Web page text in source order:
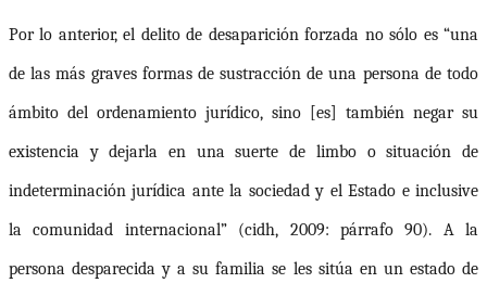
Por lo anterior,el delito de desaparición forzada no sólo es “una
de las más graves formas de sustracción de una persona de todo
ámbito del ordenamiento jurídico, sino [es] también negar su
existencia y dejarla en una suerte de limbo o situación de
indeterminación jurídica ante la sociedad y el Estado e inclusive
la comunidad internacional” (cidh, 2009: párrafo 90). A la
persona desparecida y a su familia se les sitúa en un estado de